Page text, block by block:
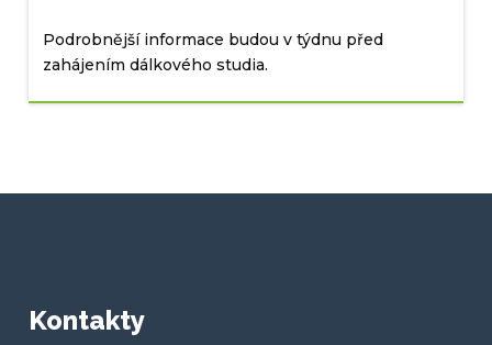
Podrobnější informace budou v týdnu před
zahájením dálkového studia.
Kontakty